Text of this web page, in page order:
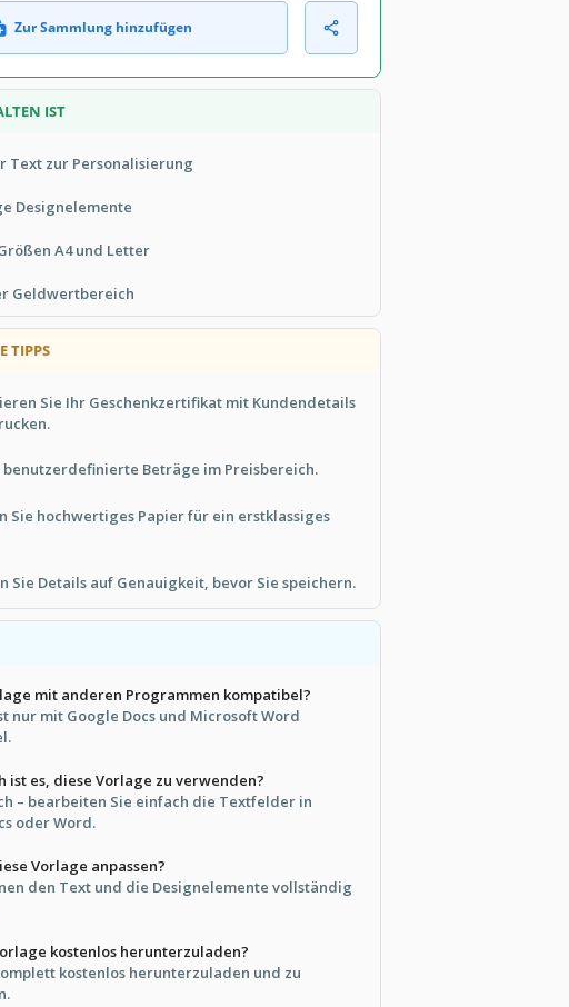
Zur Sammlung hinzufügen
IST
Text zur Personalisierung
Designelemente
A4 und Letter
Geldwertbereich
TIPPS
Sie Ihr Geschenkzertifikat mit Kundendetails
benutzerdefinierte Beträge im Preisbereich.
Sie hochwertiges Papier für ein erstklassiges
Sie Details auf Genauigkeit, bevor Sie speichern.
mit anderen Programmen kompatibel?
nur mit Google Docs und Microsoft Word
ist es, diese Vorlage zu verwenden?
– bearbeiten Sie einfach die Textfelder in
oder Word.
Vorlage anpassen?
den Text und die Designelemente vollständig
kostenlos herunterzuladen?
kostenlos herunterzuladen und zu